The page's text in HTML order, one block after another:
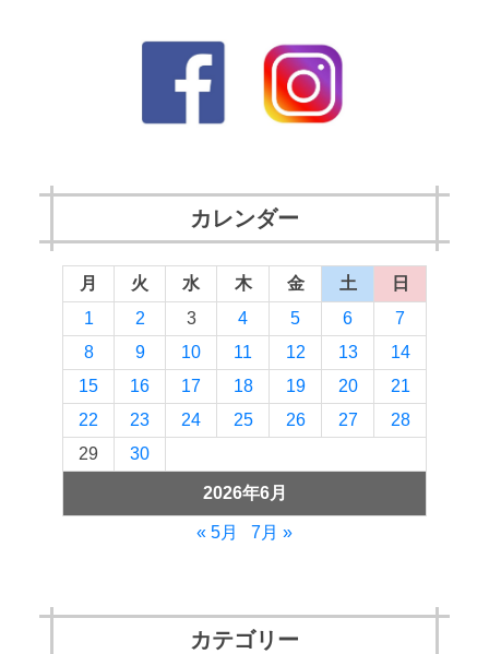
カレンダー
2026年6月
月 火 水 木 金 土
日
1
2 3 4 5 6
7
8
9 10 11 12 13
14
15
16 17 18 19 20
21
22
23 24 25 26 27
28
29
30
« 5月 7月 »
カテゴリー